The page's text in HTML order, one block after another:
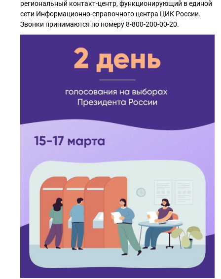
региональный контакт-центр, функционирующий в единой
сети Информационно-справочного центра ЦИК России.
Звонки принимаются по номеру 8-800-200-00-20.